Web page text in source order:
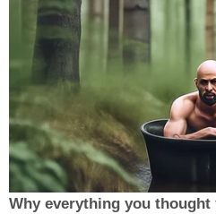
Why everything you thought